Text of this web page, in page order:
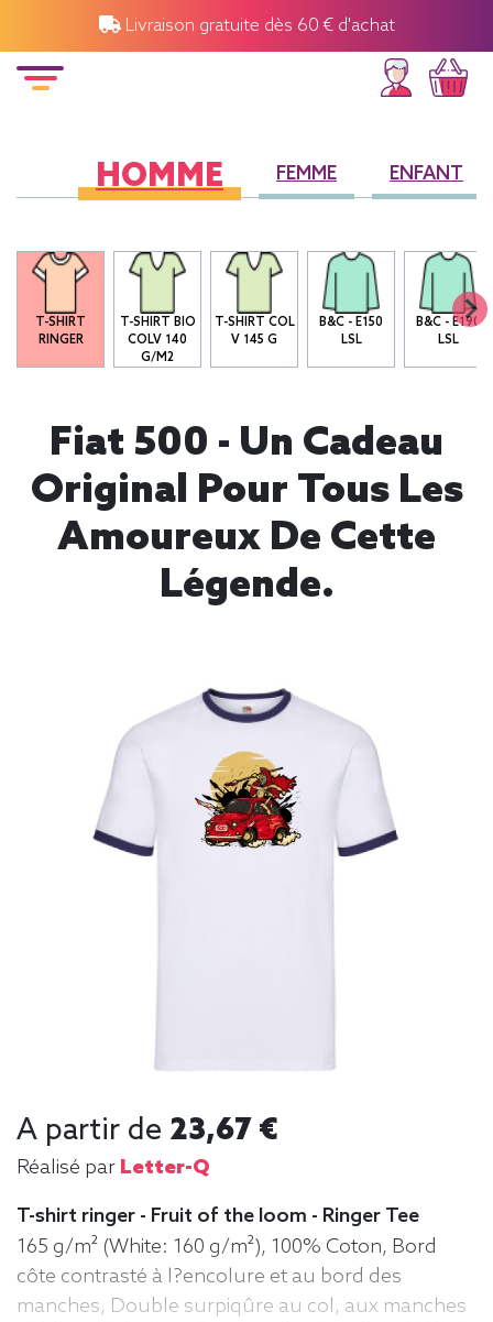
Livraison gratuite dès 60 € d'achat
HOMME FEMME ENFANT
T-SHIRT
RINGER
T-SHIRT BIO
COLV 140
G/M2
T-SHIRT COL
V 145 G
B&C - E150
LSL
B&C - E190
LSL
Fiat 500 - Un Cadeau
Original Pour Tous Les
Amoureux De Cette
Légende.
A partir de 23,67 €
Réalisé par Letter-Q
T-shirt ringer - Fruit of the loom - Ringer Tee
165 g/m² (White: 160 g/m²), 100% Coton, Bord
côte contrasté à l?encolure et au bord des
manches, Double surpiqûre au col, aux manches